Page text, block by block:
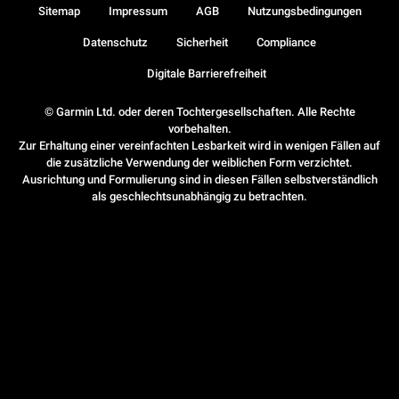
© Garmin Ltd. oder deren Tochtergesellschaften. Alle Rechte
vorbehalten.
Zur Erhaltung einer vereinfachten Lesbarkeit wird in wenigen Fällen auf
die zusätzliche Verwendung der weiblichen Form verzichtet.
Ausrichtung und Formulierung sind in diesen Fällen selbstverständlich
als geschlechtsunabhängig zu betrachten.
Sitemap Impressum AGB Nutzungsbedingungen
Datenschutz Sicherheit Compliance
Digitale Barrierefreiheit